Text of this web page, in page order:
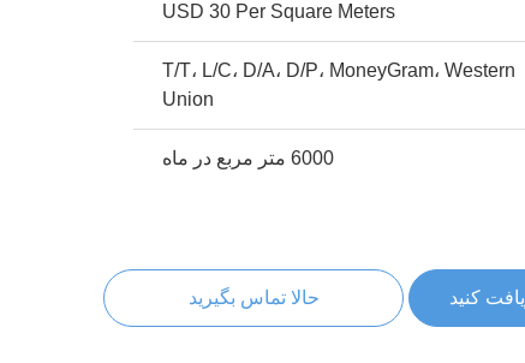
USD 30 Per Square Meters
T/T، L/C، D/A، D/P، MoneyGram، Western
Union
6000 متر مربع در ماه
کنید حالا تماس بگیرید